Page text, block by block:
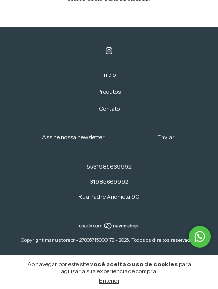
Ao navegar por este sitevocê aceita o uso de cookiespara
agilizar a sua experiência de compra.
Entendi
Início
Produtos
Contato
5531985669992
31985669992
Rua Padre Anchieta 90
Copyright manustorebr - 27805715000178 - 2026. Todos os direitos reservados.